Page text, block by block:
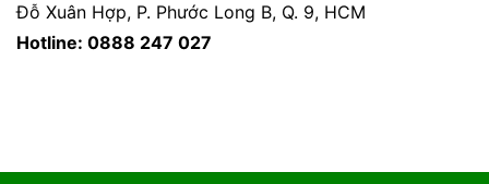
Đỗ Xuân Hợp, P. Phước Long B, Q. 9, HCM
Hotline: 0888 247 027